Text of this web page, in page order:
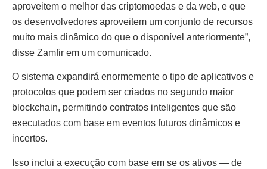
aproveitem o melhor das criptomoedas e da web, e que
os desenvolvedores aproveitem um conjunto de recursos
muito mais dinâmico do que o disponível anteriormente”,
disse Zamfir em um comunicado.
O sistema expandirá enormemente o tipo de aplicativos e
protocolos que podem ser criados no segundo maior
blockchain, permitindo contratos inteligentes que são
executados com base em eventos futuros dinâmicos e
incertos.
Isso inclui a execução com base em se os ativos — de